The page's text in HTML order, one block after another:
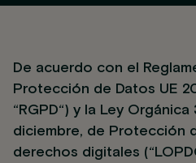
De acuerdo con el
Protección de Datos UE
“RGPD“) y la Ley
diciembre, de Protección
derechos digitales